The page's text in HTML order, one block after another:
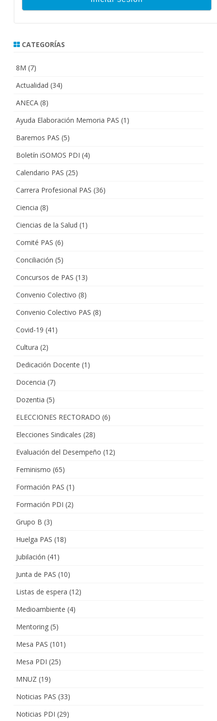
CATEGORÍAS
8M (7)
Actualidad (34)
ANECA (8)
Ayuda Elaboración Memoria PAS (1)
Baremos PAS (5)
Boletín iSOMOS PDI (4)
Calendario PAS (25)
Carrera Profesional PAS (36)
Ciencia (8)
Ciencias de la Salud (1)
Comité PAS (6)
Conciliación (5)
Concursos de PAS (13)
Convenio Colectivo (8)
Convenio Colectivo PAS (8)
Covid-19 (41)
Cultura (2)
Dedicación Docente (1)
Docencia (7)
Dozentia (5)
ELECCIONES RECTORADO (6)
Elecciones Sindicales (28)
Evaluación del Desempeño (12)
Feminismo (65)
Formación PAS (1)
Formación PDI (2)
Grupo B (3)
Huelga PAS (18)
Jubilación (41)
Junta de PAS (10)
Listas de espera (12)
Medioambiente (4)
Mentoring (5)
Mesa PAS (101)
Mesa PDI (25)
MNUZ (19)
Noticias PAS (33)
Noticias PDI (29)